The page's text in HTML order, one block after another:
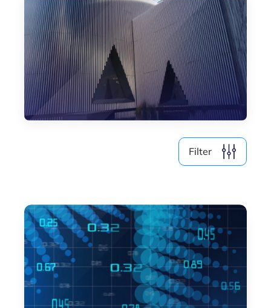
Filter